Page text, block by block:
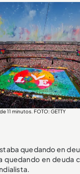
11 minutos. FOTO: GETTY
quedando en
quedando en deuda